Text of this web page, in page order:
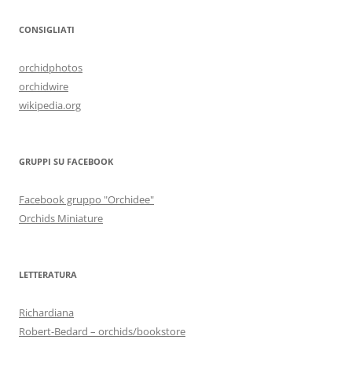
CONSIGLIATI
orchidphotos
orchidwire
wikipedia.org
GRUPPI SU FACEBOOK
Facebook gruppo "Orchidee"
Orchids Miniature
LETTERATURA
Richardiana
Robert-Bedard – orchids/bookstore